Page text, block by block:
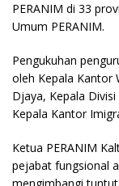
PERANIM di 33
Umum PERANIM.
Pengukuhan
oleh Kepala Kantor
Djaya, Kepala
Kepala Kantor
Ketua PERANIM
pejabat fungsional